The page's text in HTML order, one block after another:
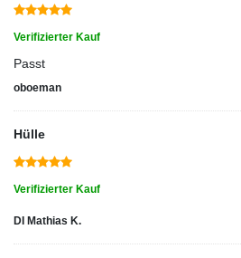
Verifizierter Kauf
Passt
oboeman
Hülle
Verifizierter Kauf
DI Mathias K.